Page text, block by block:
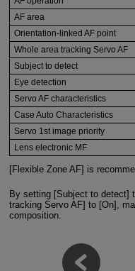
AF area
Orientation-linked AF point
Whole area tracking Servo AF
Subject to detect
Eye detection
Servo AF characteristics
Case Auto Characteristics
Servo 1st image priority
Lens electronic MF
[Flexible Zone AF] is
By setting [Subject to detect]
tracking Servo AF] to [On],
composition.